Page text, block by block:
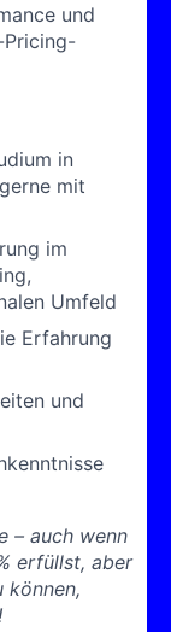
und
Pricing-
in
mit
im
Umfeld
Erfahrung
und
– auch wenn
erfüllst, aber
können,